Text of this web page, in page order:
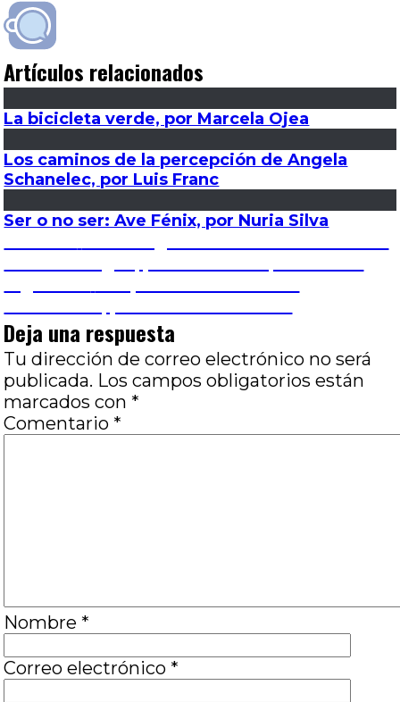
Artículos relacionados
La bicicleta verde, por Marcela Ojea
Los caminos de la percepción de Angela
Schanelec, por Luis Franc
Ser o no ser: Ave Fénix, por Nuria Silva
Navegación
de
entradas
Deja una respuesta
Tu dirección de correo electrónico no será
publicada. Los campos obligatorios están
marcados con *
Comentario *
Nombre *
Correo electrónico *